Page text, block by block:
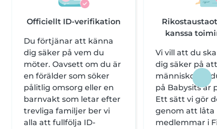
Officiellt ID-verifikation
Du förtjänar att känna
dig säker på vem du
möter. Oavsett om du är
en förälder som söker
pålitlig omsorg eller en
barnvakt som letar efter
trevliga familjer ber vi
alla att fullfölja ID-
kanssa
Vi vill att du
dig säker på att
människorna
på Babysits är
Ett sätt vi gör
genom att låta
medlemmar i